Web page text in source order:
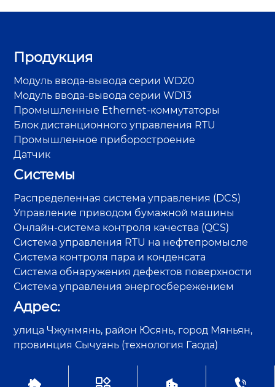
Продукция
Модуль ввода-вывода серии WD20
Модуль ввода-вывода серии WD13
Промышленные Ethernet-коммутаторы
Блок дистанционного управления RTU
Промышленное приборостроение
Датчик
Системы
Распределенная система управления (DCS)
Управление приводом бумажной машины
Онлайн-система контроля качества (QCS)
Система управления RTU на нефтепромысле
Система контроля пара и конденсата
Система обнаружения дефектов поверхности
Система управления энергосбережением
Адрес:
улица Чжунмянь, район Юсянь, город Мяньян,
провинция Сычуань (технология Гаода)
Авторское право©Sichuan GAODA Technology Co., Ltd.